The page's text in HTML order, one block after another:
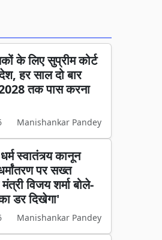
के लिए सुप्रीम कोर्ट
हर साल दो बार
तक पास करना
Manishankar Pandey
स्वातंत्र्य कानून
पर सख्त
विजय शर्मा बोले-
डर दिखेगा'
Manishankar Pandey